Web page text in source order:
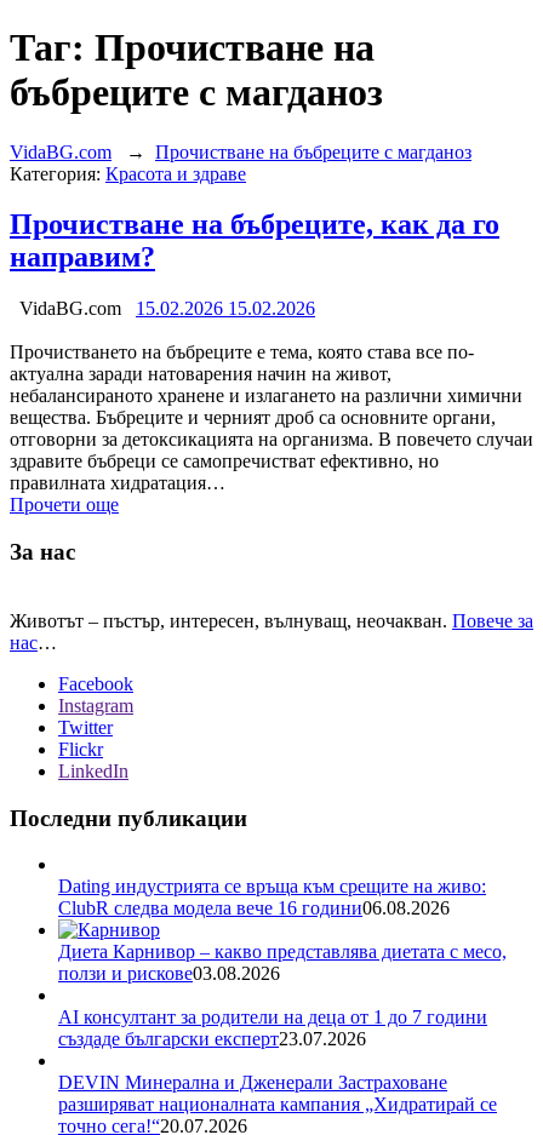
Таг: Прочистване на
бъбреците с магданоз
VidaBG.com → Прочистване на бъбреците с магданоз
Категория: Красота и здраве
Прочистване на бъбреците, как да го
направим?
VidaBG.com 15.02.2026 15.02.2026
Прочистването на бъбреците е тема, която става все по-
актуална заради натоварения начин на живот,
небалансираното хранене и излагането на различни химични
вещества. Бъбреците и черният дроб са основните органи,
отговорни за детоксикацията на организма. В повечето случаи
здравите бъбреци се самопречистват ефективно, но
правилната хидратация…
Прочети още
За нас
Животът – пъстър, интересен, вълнуващ, неочакван. Повече за
нас…
Facebook
Instagram
Twitter
Flickr
LinkedIn
Последни публикации
Dating индустрията се връща към срещите на живо:
ClubR следва модела вече 16 години06.08.2026
Диета Карнивор – какво представлява диетата с месо,
ползи и рискове03.08.2026
AI консултант за родители на деца от 1 до 7 години
създаде български експерт23.07.2026
DEVIN Минерална и Дженерали Застраховане
разширяват националната кампания „Хидратирай се
точно сега!“20.07.2026